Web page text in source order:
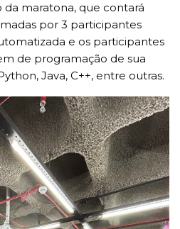
da maratona, que contará
por 3 participantes
e os participantes
de programação de sua
Java, C++, entre outras.